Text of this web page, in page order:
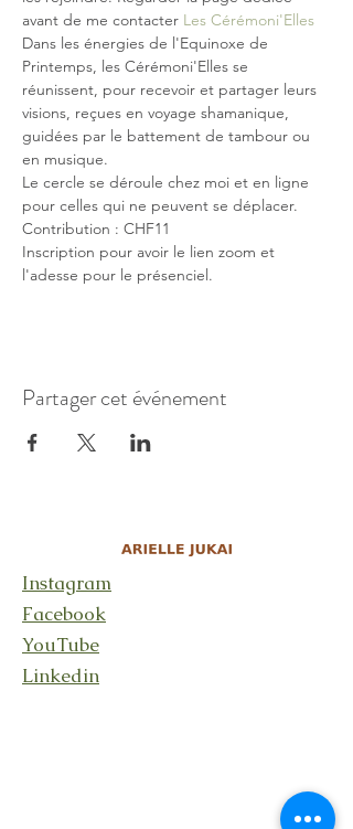
avant de me contacter Les Cérémoni'Elles
Dans les énergies de l'Equinoxe de
Printemps, les Cérémoni'Elles se
réunissent, pour recevoir et partager leurs
visions, reçues en voyage shamanique,
guidées par le battement de tambour ou
en musique.
Le cercle se déroule chez moi et en ligne
pour celles qui ne peuvent se déplacer.
Contribution : CHF11
Inscription pour avoir le lien zoom et
l'adesse pour le présenciel.
Partager cet événement
Instagram
Facebook
YouTube
Linkedin